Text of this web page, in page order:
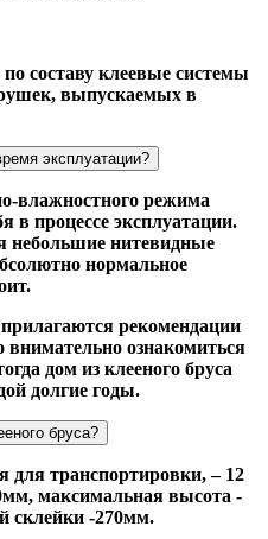
составу клеевые системы
выпускаемых в
эксплуатации?
влажностного режима
в процессе эксплуатации.
небольшие нитевидные
нормальное
рекомендации
внимательно ознакомиться
дом из клееного бруса
долгие годы.
бруса?
для транспортировки, – 12
максимальная высота -
склейки -270мм.